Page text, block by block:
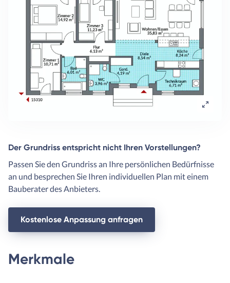
Der Grundriss entspricht nicht Ihren Vorstellungen?
Passen Sie den Grundriss an Ihre persönlichen Bedürfnisse
an und besprechen Sie Ihren individuellen Plan mit einem
Bauberater des Anbieters.
Kostenlose Anpassung anfragen
Merkmale